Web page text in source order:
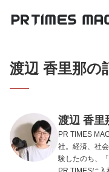
渡辺 香里那の
渡辺 香里
PR TIMES
社。経済、社
験したのち、